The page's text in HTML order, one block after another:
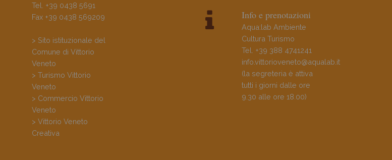
Tel. +39 0438 5691
Fax +39 0438 569209
> Sito istituzionale del
Comune di Vittorio
Veneto
> Turismo Vittorio
Veneto
> Commercio Vittorio
Veneto
> Vittorio Veneto
Creativa
Info e prenotazioni
Aqua:lab Ambiente
Cultura Turismo
Tel. +39 388 4741241
info.vittorioveneto@aqualab.it
(la segreteria è attiva
tutti i giorni dalle ore
9.30 alle ore 18.00)